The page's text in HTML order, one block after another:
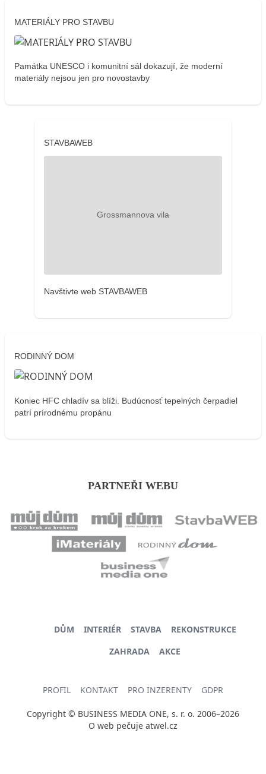
MATERIÁLY PRO STAVBU
Památka UNESCO i komunitní sál dokazují, že moderní
materiály nejsou jen pro novostavby
STAVBAWEB
Navštivte web STAVBAWEB
RODINNÝ DOM
Koniec HFC chladív sa blíži. Budúcnosť tepelných čerpadiel
patrí prírodnému propánu
PARTNEŘI WEBU
DŮM INTERIÉR STAVBA
REKONSTRUKCE
ZAHRADA
AKCE
PROFIL KONTAKT PRO INZERENTY GDPR
Copyright © BUSINESS MEDIA ONE, s. r. o. 2006–2026